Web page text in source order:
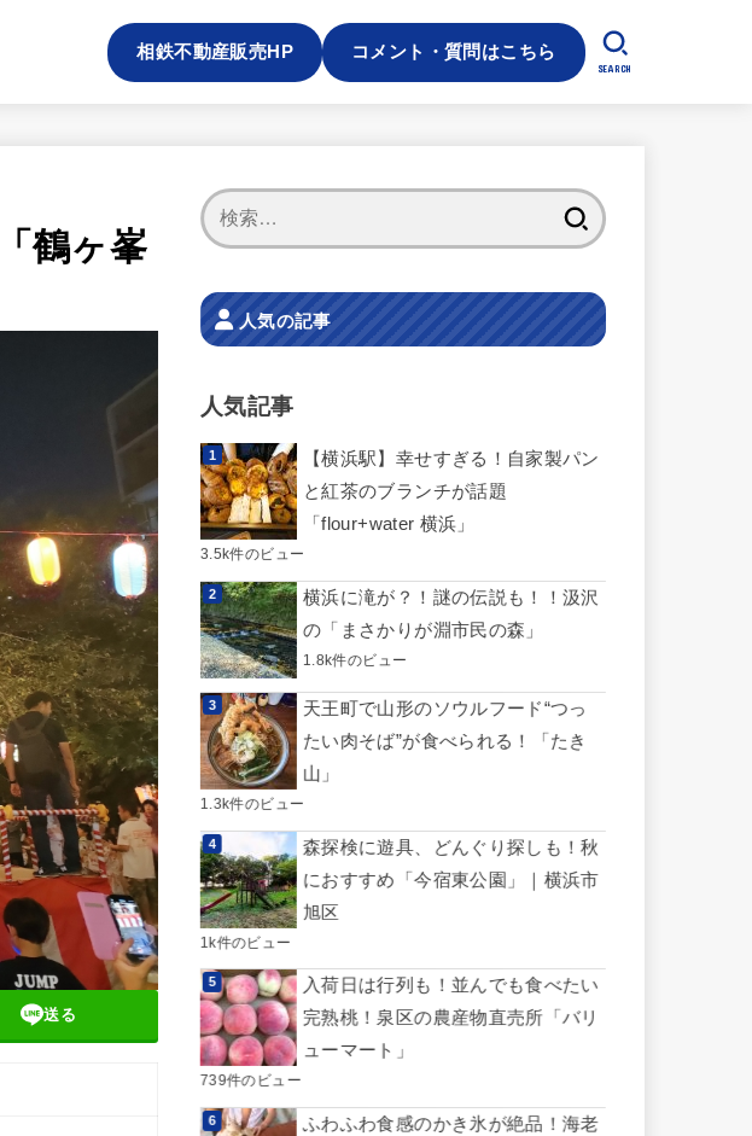
相鉄不動産販売HP コメント・質問はこちら
SEARCH
鶴ヶ峯
送る
人気の記事
人気記事
【横浜駅】幸せすぎる！自家製パン
と紅茶のブランチが話題
「flour+water 横浜」
3.5k件のビュー
横浜に滝が？！謎の伝説も！！汲沢
の「まさかりが淵市民の森」
1.8k件のビュー
天王町で山形のソウルフード“つっ
たい肉そば”が食べられる！「たき
山」
1.3k件のビュー
森探検に遊具、どんぐり探しも！秋
におすすめ「今宿東公園」｜横浜市
旭区
1k件のビュー
入荷日は行列も！並んでも食べたい
完熟桃！泉区の農産物直売所「バリ
ューマート」
739件のビュー
ふわふわ食感のかき氷が絶品！海老